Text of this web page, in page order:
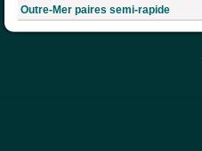
Outre-Mer paires semi-rapide